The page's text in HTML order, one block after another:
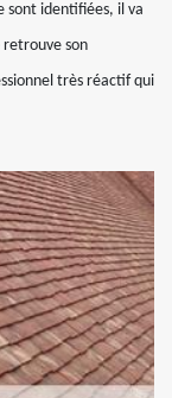
sont identifiées, il va
son
très réactif qui